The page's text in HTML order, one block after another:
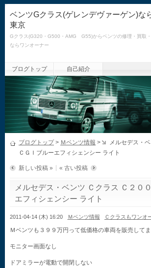
ベンツGクラス(ゲレンデヴァーゲン)な
東京
Gクラス(G320・G500・AMG G55)からベンツの修理・買取
ならワンオーナー
ブログトップ 自己紹介
ブログトップ> Ｍベンツ情報 >
メルセデス・
ＣＧＩブルーエフィシェンシー ライト
新しい投稿 » « 古い投稿
メルセデス・ベンツ Ｃクラス Ｃ２０
エフィシェンシー ライト
2011-04-14 (木) 16:20 Ｍベンツ情報 Ｃクラスもワンオ
Ｍベンツも３９９万円って低価格の車両を販売してま
モニター画面なし
ドアミラーが電動で開閉しない